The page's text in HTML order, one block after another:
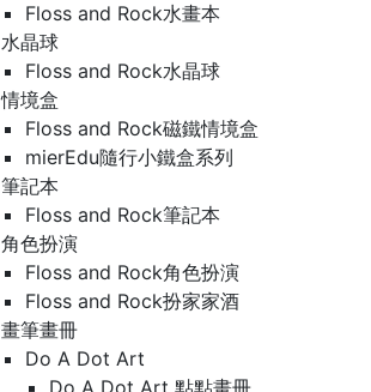
Floss and Rock水畫本
水晶球
Floss and Rock水晶球
情境盒
Floss and Rock磁鐵情境盒
mierEdu隨行小鐵盒系列
筆記本
Floss and Rock筆記本
角色扮演
Floss and Rock角色扮演
Floss and Rock扮家家酒
畫筆畫冊
Do A Dot Art
Do A Dot Art 點點畫冊